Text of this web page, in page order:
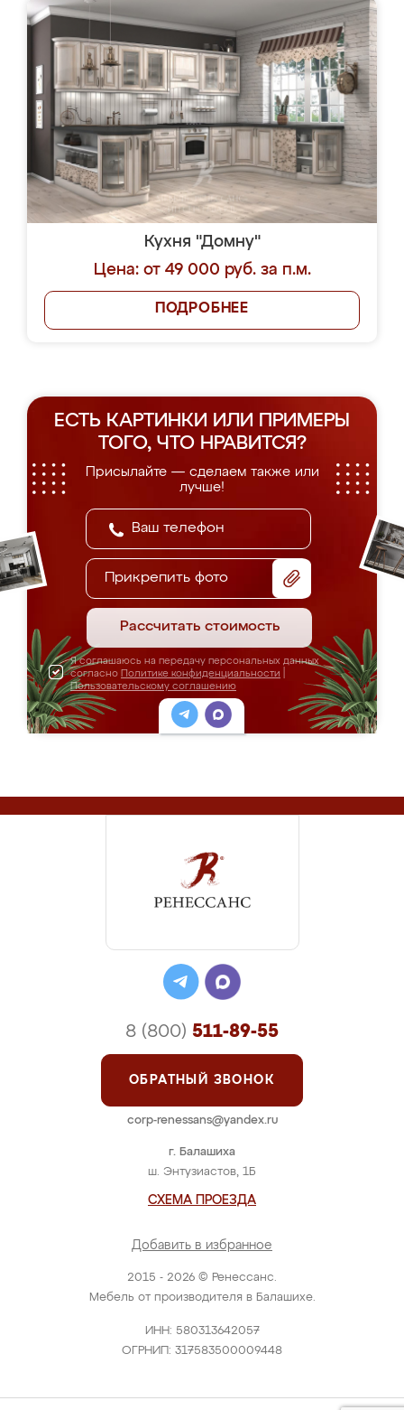
Кухня "Домну"
Цена: от 49 000 руб. за п.м.
ПОДРОБНЕЕ
ЕСТЬ КАРТИНКИ ИЛИ ПРИМЕРЫ
ТОГО, ЧТО НРАВИТСЯ?
Присылайте — сделаем также или
лучше!
Прикрепить фото
Рассчитать стоимость
Я соглашаюсь на передачу персональных данных
согласно Политике конфиденциальности
Пользовательскому соглашению
2015 - 2026 © Ренессанс.
Мебель от производителя в Балашихе.
ИНН: 580313642057
ОГРНИП: 317583500009448
г. Балашиха
ш. Энтузиастов, 1Б
СХЕМА ПРОЕЗДА
Добавить в избранное
8 (800) 511-89-55
ОБРАТНЫЙ ЗВОНОК
corp-renessans@yandex.ru